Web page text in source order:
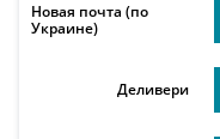
Новая почта (по
Украине)
Деливери